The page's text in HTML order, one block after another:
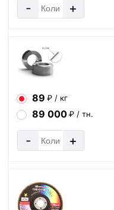
- +
89 ₽ / кг
89 000₽ / тн.
- +